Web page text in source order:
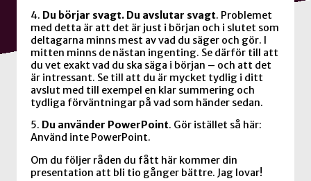
4. Du börjar svagt. Du avslutar svagt. Problemet
med detta är att det är just i början och i slutet som
deltagarna minns mest av vad du säger och gör. I
mitten minns de nästan ingenting. Se därför till att
du vet exakt vad du ska säga i början – och att det
är intressant. Se till att du är mycket tydlig i ditt
avslut med till exempel en klar summering och
tydliga förväntningar på vad som händer sedan.
5. Du använder PowerPoint. Gör istället så här:
Använd inte PowerPoint.
Om du följer råden du fått här kommer din
presentation att bli tio gånger bättre. Jag lovar!